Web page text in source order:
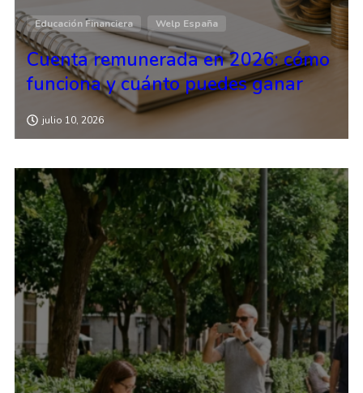
Educación Financiera Welp España
Cuenta remunerada en 2026: cómo
funciona y cuánto puedes ganar
julio 10, 2026